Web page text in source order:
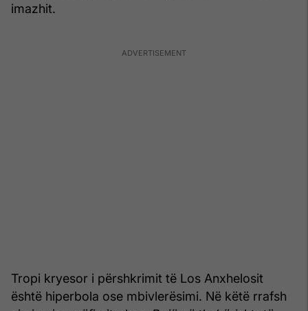
imazhit.
Tropi kryesor i përshkrimit të Los Anxhelosit
është hiperbola ose mbivlerësimi. Në këtë rrafsh